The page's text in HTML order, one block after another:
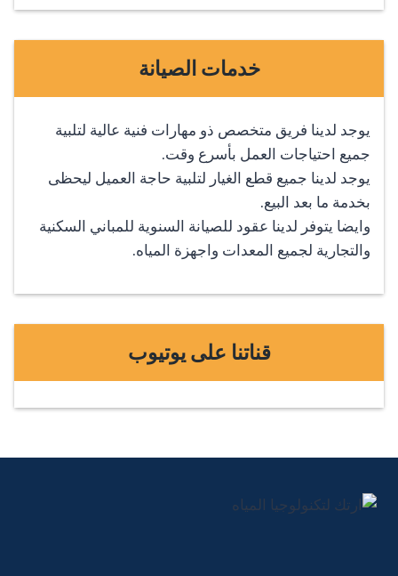
خدمات الصيانة
يوجد لدينا فريق متخصص ذو مهارات فنية عالية لتلبية
جميع احتياجات العمل بأسرع وقت.
يوجد لدينا جميع قطع الغيار لتلبية حاجة العميل ليحظى
بخدمة ما بعد البيع.
وايضا يتوفر لدينا عقود للصيانة السنوية للمباني السكنية
والتجارية لجميع المعدات واجهزة المياه.
قناتنا على يوتيوب